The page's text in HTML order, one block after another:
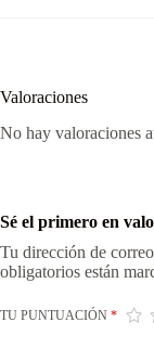
Valoraciones
No hay valoraciones
Sé el primero en
Tu dirección de
obligatorios están
TU PUNTUACIÓN *